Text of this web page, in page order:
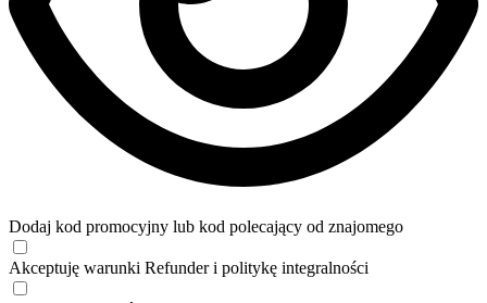
Dodaj kod promocyjny lub kod polecający od znajomego
Akceptuję warunki Refunder i politykę integralności